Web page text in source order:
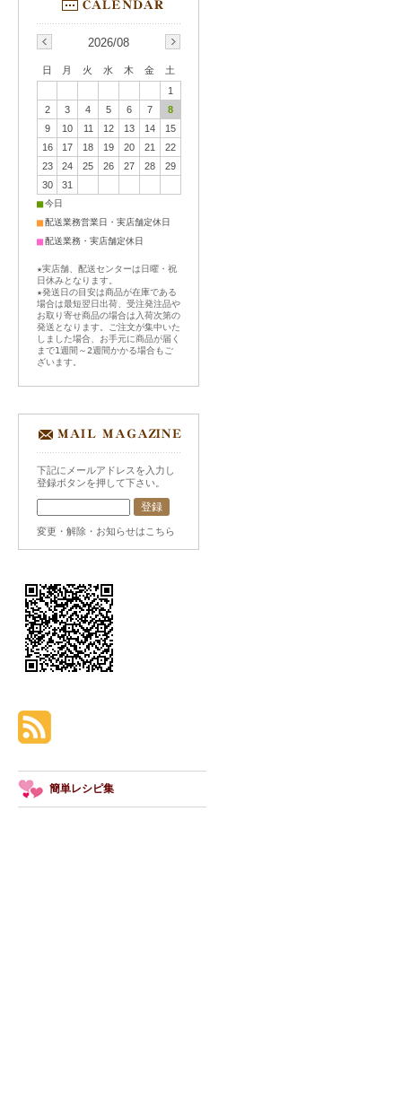
2026/08
日 月 火 水 木 金
土
1
2
3 4 5 6 7
8
9
10 11 12 13 14
15
16
17 18 19 20 21
22
23
24 25 26 27 28
29
30
31
■今日
■配送業務営業日・実店舗定休日
■配送業務・実店舗定休日
★実店舗、配送センターは日曜・祝
日休みとなります。
★発送日の目安は商品が在庫である
場合は最短翌日出荷、受注発注品や
お取り寄せ商品の場合は入荷次第の
発送となります。ご注文が集中いた
しました場合、お手元に商品が届く
まで1週間～2週間かかる場合もご
ざいます。
下記にメールアドレスを入力し
登録ボタンを押して下さい。
変更・解除・お知らせはこちら
簡単レシピ集